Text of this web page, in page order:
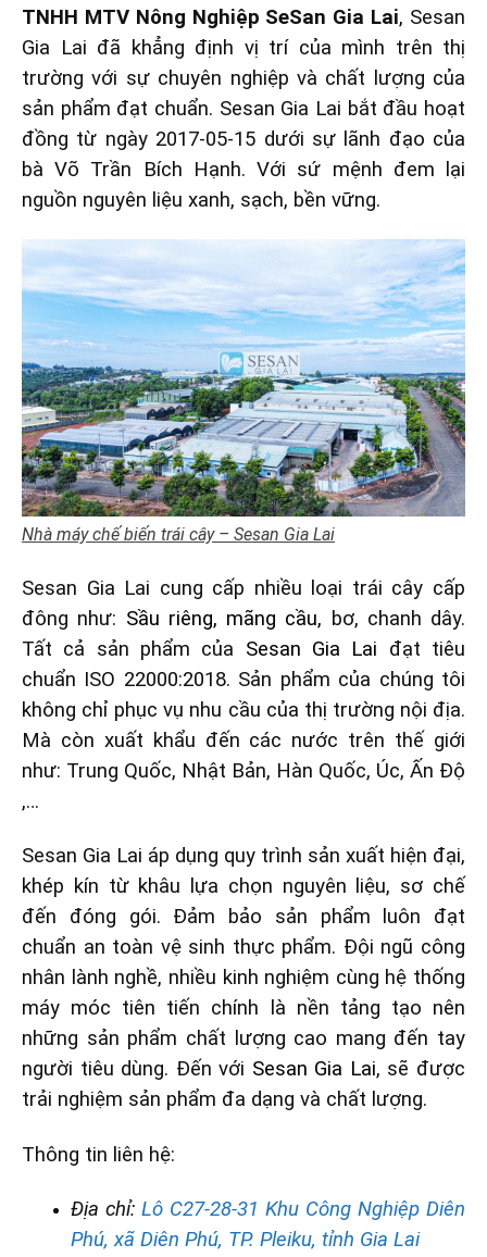
TNHH MTV Nông Nghiệp SeSan Gia Lai, Sesan
Gia Lai đã khẳng định vị trí của mình trên thị
trường với sự chuyên nghiệp và chất lượng của
sản phẩm đạt chuẩn. Sesan Gia Lai bắt đầu hoạt
đồng từ ngày 2017-05-15 dưới sự lãnh đạo của
bà Võ Trần Bích Hạnh. Với sứ mệnh đem lại
nguồn nguyên liệu xanh, sạch, bền vững.
Nhà máy chế biến trái cây – Sesan Gia Lai
Sesan Gia Lai cung cấp nhiều loại trái cây cấp
đông như: Sầu riêng, mãng cầu, bơ, chanh dây.
Tất cả sản phẩm của Sesan Gia Lai đạt tiêu
chuẩn ISO 22000:2018. Sản phẩm của chúng tôi
không chỉ phục vụ nhu cầu của thị trường nội địa.
Mà còn xuất khẩu đến các nước trên thế giới
như: Trung Quốc, Nhật Bản, Hàn Quốc, Úc, Ấn Độ
,…
Sesan Gia Lai áp dụng quy trình sản xuất hiện đại,
khép kín từ khâu lựa chọn nguyên liệu, sơ chế
đến đóng gói. Đảm bảo sản phẩm luôn đạt
chuẩn an toàn vệ sinh thực phẩm. Đội ngũ công
nhân lành nghề, nhiều kinh nghiệm cùng hệ thống
máy móc tiên tiến chính là nền tảng tạo nên
những sản phẩm chất lượng cao mang đến tay
người tiêu dùng. Đến với Sesan Gia Lai, sẽ được
trải nghiệm sản phẩm đa dạng và chất lượng.
Thông tin liên hệ:
Địa chỉ: Lô C27-28-31 Khu Công Nghiệp Diên
Phú, xã Diên Phú, TP. Pleiku, tỉnh Gia Lai